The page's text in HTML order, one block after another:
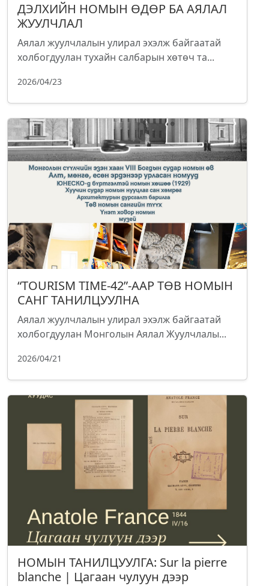
ДЭЛХИЙН НОМЫН ӨДӨР БА АЯЛАЛ
ЖУУЛЧЛАЛ
Аялал жуулчлалын улирал эхэлж байгаатай
холбогдуулан тухайн салбарын хөтөч та...
2026/04/23
“TOURISM TIME-42”-ААР ТӨВ НОМЫН
САНГ ТАНИЛЦУУЛНА
Аялал жуулчлалын улирал эхэлж байгаатай
холбогдуулан Монголын Аялал Жуулчлалы...
2026/04/21
НОМЫН ТАНИЛЦУУЛГА: Sur la pierre
blanche | Цагаан чулуун дээр